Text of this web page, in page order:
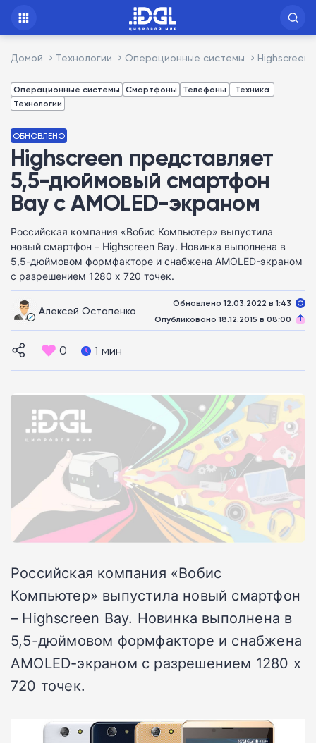
Домой Технологии Операционные системы Highscreen
Операционные системы Смартфоны Телефоны
Техника
Технологии
ОБНОВЛЕНО
Highscreen представляет
5,5-дюймовый смартфон
Bay с AMOLED-экраном
Российская компания «Вобис Компьютер» выпустила
новый смартфон – Highscreen Bay. Новинка выполнена в
5,5-дюймовом формфакторе и снабжена AMOLED-экраном
с разрешением 1280 х 720 точек.
Алексей Остапенко
Обновлено 12.03.2022 в 1:43
Опубликовано 18.12.2015 в 08:00
0 1 мин
Российская компания «Вобис
Компьютер» выпустила новый смартфон
– Highscreen Bay. Новинка выполнена в
5,5-дюймовом формфакторе и снабжена
AMOLED-экраном с разрешением 1280 х
720 точек.